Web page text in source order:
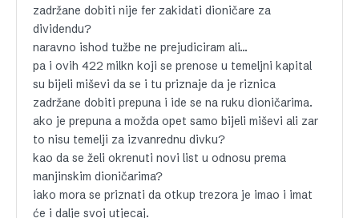
zadržane dobiti nije fer zakidati dioničare za
dividendu?
naravno ishod tužbe ne prejudiciram ali…
pa i ovih 422 milkn koji se prenose u temeljni kapital
su bijeli miševi da se i tu priznaje da je riznica
zadržane dobiti prepuna i ide se na ruku dioničarima.
ako je prepuna a možda opet samo bijeli miševi ali zar
to nisu temelji za izvanrednu divku?
kao da se želi okrenuti novi list u odnosu prema
manjinskim dioničarima?
iako mora se priznati da otkup trezora je imao i imat
će i dalje svoj utjecaj.